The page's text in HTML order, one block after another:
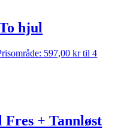
hjul
597,00 kr til 4
Fres + Tannløst